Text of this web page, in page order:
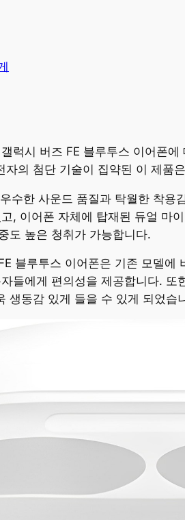
럭시 버즈 FE 블루투스 이어폰
의 첨단 기술이 집약된 이 제품
수한 사운드 품질과 탁월한 착
, 이어폰 자체에 탑재된 듀얼 마
도 높은 청취가 가능합니다.
블루투스 이어폰은 기존 모델
들에게 편의성을 제공합니다.
생동감 있게 들을 수 있게 되었습